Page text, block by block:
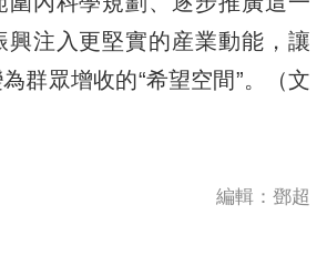
興注入更堅實的産業動能，讓
群眾增收的“希望空間”。（文
編輯：鄧超